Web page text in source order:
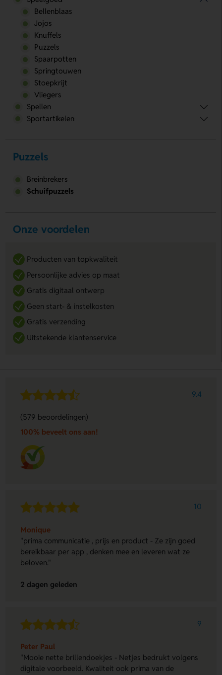
Bellenblaas
Jojos
Knuffels
Puzzels
Spaarpotten
Springtouwen
Stoepkrijt
Vliegers
Spellen
Sportartikelen
Puzzels
Breinbrekers
Schuifpuzzels
Onze voordelen
Producten van topkwaliteit
Persoonlijke advies op maat
Gratis digitaal ontwerp
Geen start- & instelkosten
Gratis verzending
Uitstekende klantenservice
9.4
(579 beoordelingen)
100% beveelt ons aan!
10
Monique
"prima communicatie , prijs en product - Ze zijn goed
bereikbaar per app , denken mee en leveren wat ze
beloven."
2 dagen geleden
9
Peter Paul
"Mooie nette brillendoekjes - Netjes bedrukt volgens
digitale voorbeeld. Kwaliteit ook prima van de